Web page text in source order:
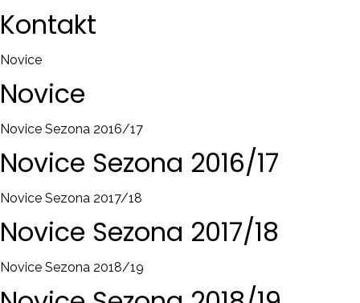
Kontakt
Novice
Novice
Novice Sezona 2016/17
Novice Sezona 2016/17
Novice Sezona 2017/18
Novice Sezona 2017/18
Novice Sezona 2018/19